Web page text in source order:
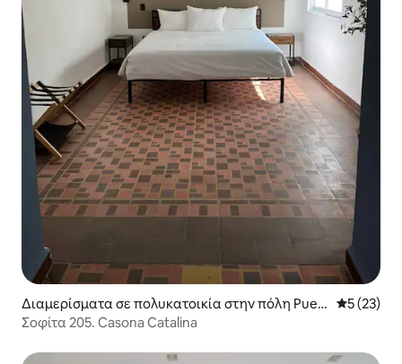
Διαμερίσματα σε πολυκατοικία στην πόλη Puebl
a
Μέση
5 (23)
Σοφίτα 205. Casona Catalina